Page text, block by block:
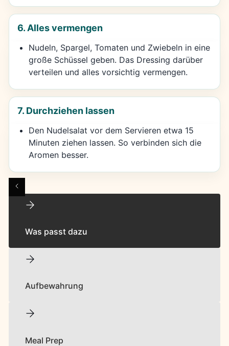
6. Alles vermengen
Nudeln, Spargel, Tomaten und Zwiebeln in eine
große Schüssel geben. Das Dressing darüber
verteilen und alles vorsichtig vermengen.
7. Durchziehen lassen
Den Nudelsalat vor dem Servieren etwa 15
Minuten ziehen lassen. So verbinden sich die
Aromen besser.
Was passt dazu
Aufbewahrung
Meal Prep